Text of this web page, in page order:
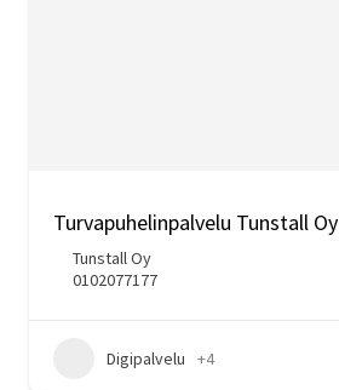
Turvapuhelinpalvelu Tunstall Oy
Tunstall Oy
0102077177
Digipalvelu +4